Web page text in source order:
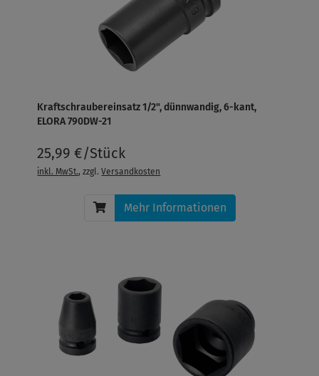
Kraftschraubereinsatz 1/2", dünnwandig, 6-kant,
ELORA 790DW-21
25,99 €/Stück
inkl. MwSt., zzgl.Versandkosten
Mehr Informationen